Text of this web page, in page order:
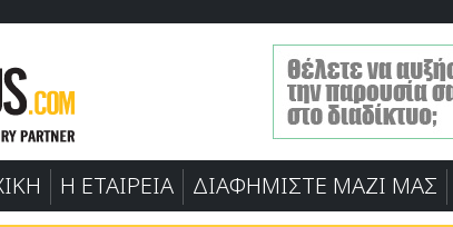
Η ΕΤΑΙΡΕΙΑ ΔΙΑΦΗΜΙΣΤΕ ΜΑΖΙ ΜΑΣ